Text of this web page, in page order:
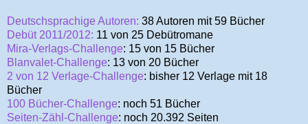
Deutschsprachige Autoren: 38 Autoren mit 59 Bücher
Debüt 2011/2012: 11 von 25 Debütromane
Mira-Verlags-Challenge: 15 von 15 Bücher
Blanvalet-Challenge: 13 von 20 Bücher
2 von 12 Verlage-Challenge: bisher 12 Verlage mit 18
Bücher
100 Bücher-Challenge: noch 51 Bücher
Seiten-Zähl-Challenge: noch 20.392 Seiten